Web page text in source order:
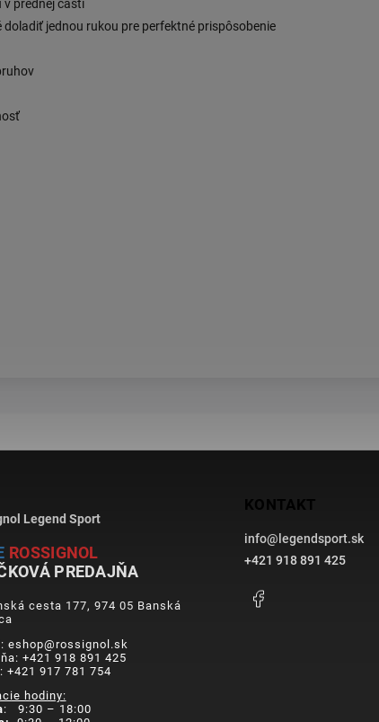
prednej časti
jednou rukou pre perfektné prispôsobenie
Legend Sport
ROSSIGNOL
PREDAJŇA
cesta 177, 974 05 Banská
eshop@rossignol.sk
+421 918 891 425
+421 917 781 754
hodiny:
: 9:30 – 18:00
KONTAKT
info@ legendsport.sk
+421 918 891 425